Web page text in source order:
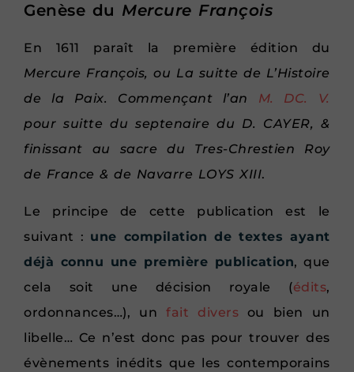
Genèse du Mercure François
En 1611 paraît la première édition du
Mercure François, ou La suitte de L’Histoire
de la Paix. Commençant l’an M. DC. V.
pour suitte du septenaire du D. CAYER, &
finissant au sacre du Tres-Chrestien Roy
de France & de Navarre LOYS XIII.
Le principe de cette publication est le
suivant : une compilation de textes ayant
déjà connu une première publication, que
cela soit une décision royale (édits,
ordonnances…), unfait divers ou bien un
libelle… Ce n’est donc pas pour trouver des
évènements inédits que les contemporains